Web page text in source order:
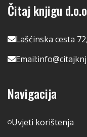
Čitaj knjigu
Lašćinska cesta
Email:
Navigacija
Uvjeti korištenja